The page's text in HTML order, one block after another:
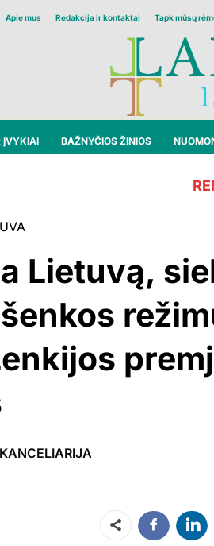
Apie mus Redakcija ir kontaktai Tapk mūsų
ĮVYKIAI BAŽNYČIOS ŽINIOS
Lietuvą,
Dalintis